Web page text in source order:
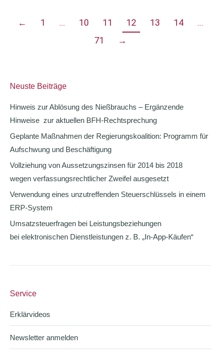
← 1 … 10 11 12 13 14
…
71
→
Neuste Beiträge
Hinweis zur Ablösung des Nießbrauchs – Ergänzende
Hinweise zur aktuellen BFH-Rechtsprechung
Geplante Maßnahmen der Regierungskoalition: Programm für
Aufschwung und Beschäftigung
Vollziehung von Aussetzungszinsen für 2014 bis 2018
wegen verfassungsrechtlicher Zweifel ausgesetzt
Verwendung eines unzutreffenden Steuerschlüssels in einem
ERP-System
Umsatzsteuerfragen bei Leistungsbeziehungen
bei elektronischen Dienstleistungen z. B. „In-App-Käufen“
Service
Erklärvideos
Newsletter anmelden